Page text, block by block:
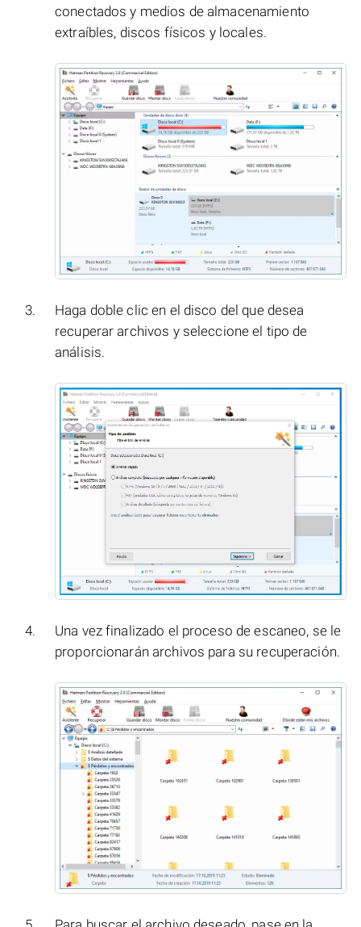
conectados y medios de almacenamiento
extraíbles, discos físicos y locales.
Haga doble clic en el disco del que desea
recuperar archivos y seleccione el tipo de
análisis.
Una vez finalizado el proceso de escaneo, se le
proporcionarán archivos para su recuperación.